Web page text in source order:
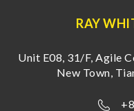
RAY
Unit E08, 31/F, Agile
New Town,